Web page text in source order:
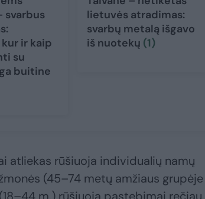
svarbus
ir kaip
su
buitine
lietuvės atradimas:
svarbų metalą išgavo
iš nuotekų (1)
atliekas rūšiuoja individualių namų
(45–74 metų amžiaus